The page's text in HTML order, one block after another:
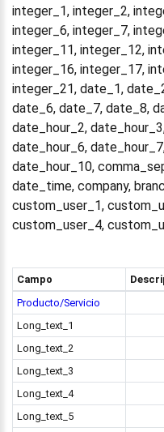
integer_1, integer_2,
integer_6, integer_7,
integer_11, integer_12,
integer_16, integer_17,
integer_21, date_1,
date_6, date_7, date_8,
date_hour_2,
date_hour_6,
date_hour_10,
date_time, company,
custom_user_1,
custom_user_4,
Campo
Producto/Servicio
Long_text_1
Long_text_2
Long_text_3
Long_text_4
Long_text_5